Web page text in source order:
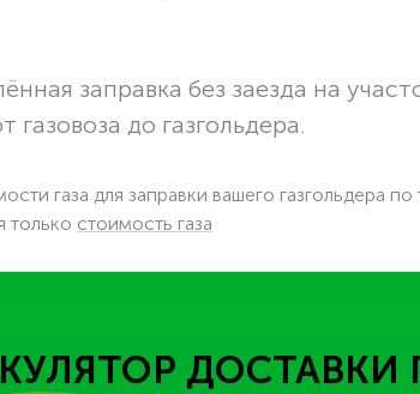
заправка без заезда на
газовоза до газгольдера.
газа для заправки вашего газгольдера по
только стоимость газа
ДОСТАВКИ